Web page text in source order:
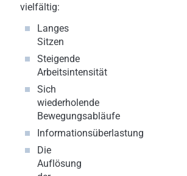
vielfältig:
Langes
Sitzen
Steigende
Arbeitsintensität
Sich
wiederholende
Bewegungsabläufe
Informationsüberlastung
Die
Auflösung